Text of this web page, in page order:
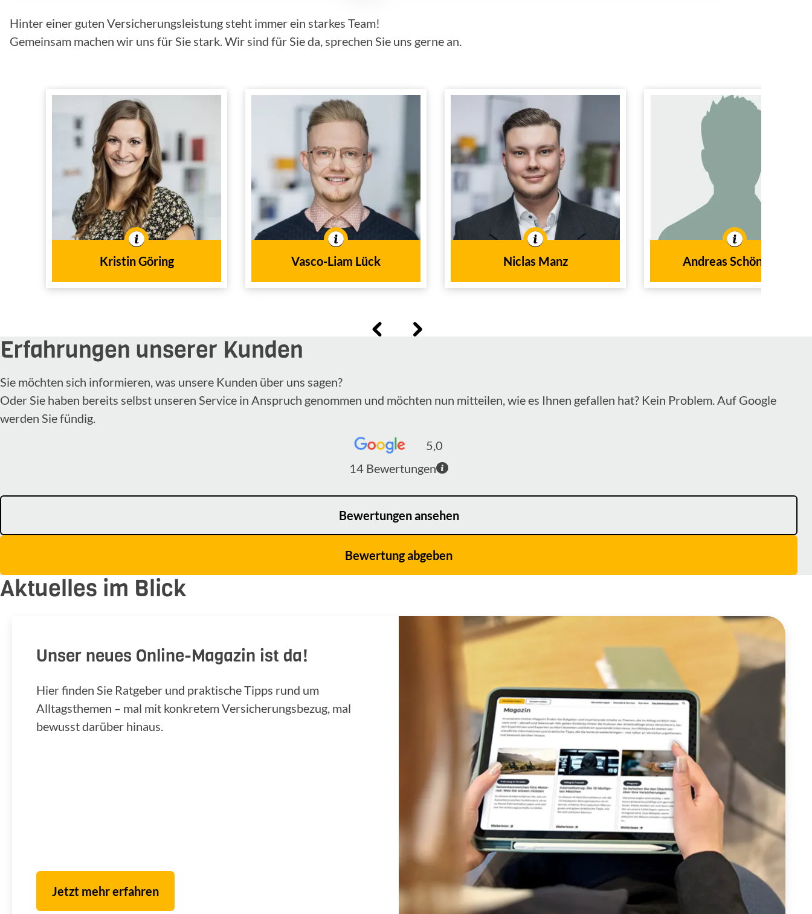
Hinter einer guten Versicherungsleistung steht immer ein starkes Team!
Gemeinsam machen wir uns für Sie stark. Wir sind für Sie da, sprechen Sie uns gerne an.
Kristin Göring
Kristin Göring
Tätig im
Innendienst
In der Branche tätig seit
dem Jahr
2017
Vasco-Liam Lück
Vasco-Liam Lück
Hauptvertretung
Kaufmann für
Versicherungen und
Finanzen
Tätig im
Außendienst
In der Branche tätig seit
Niclas Manz
Niclas Manz
Hauptvertretung
Versicherungsfachmann
(IHK)
Tätig im
Außendienst
In der Branche tätig seit
dem Jahr
2024 Andreas Schönborn
Bezirks-Generalvertretung
Fachwirt f.
Versicherungen und
Finanzen
Tätig im
Außendienst
dem Jahr
2004
Erfahrungen unserer Kunden
Sie möchten sich informieren, was unsere Kunden über uns sagen?
Oder Sie haben bereits selbst unseren Service in Anspruch genommen und möchten nun mitteilen, wie es Ihnen gefallen hat? Kein Problem. Auf Google
werden Sie fündig.
5,0
14 Bewertungen
Bewertungen ansehen
Bewertung abgeben
Aktuelles im Blick
Unser neues Online-Magazin ist da!
Hier finden Sie Ratgeber und praktische Tipps rund um
Alltagsthemen – mal mit konkretem Versicherungsbezug, mal
bewusst darüber hinaus.
Jetzt mehr erfahren